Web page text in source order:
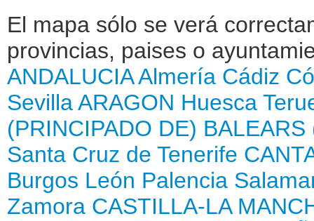
El mapa sólo se verá
provincias, paises o
ANDALUCIAAlmería Cádiz
SevillaARAGON Huesca
(PRINCIPADO DE) BALEARS
Santa Cruz de Tenerife
Burgos León Palencia
Zamora CASTILLA-LA